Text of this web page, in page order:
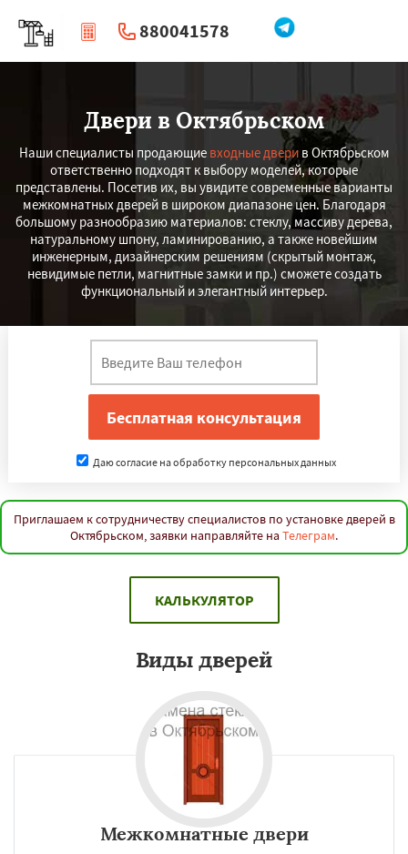
880041578
| Перезвоните мне
Двери в Октябрьском
Наши специалисты продающие входные дверив Октябрьском
ответственно подходят к выбору моделей, которые
представлены. Посетив их, вы увидите современные варианты
межкомнатных дверей в широком диапазоне цен. Благодаря
большому разнообразию материалов: стеклу, массиву дерева,
натуральному шпону, ламинированию, а также новейшим
инженерным, дизайнерским решениям (скрытый монтаж,
невидимые петли, магнитные замки и пр.) сможете создать
функциональный и элегантный интерьер.
Даю согласие на обработку персональных данных
Приглашаем к сотрудничеству специалистов по установке дверей в
Октябрьском, заявки направляйте на Телеграм.
КАЛЬКУЛЯТОР
Виды дверей
Межкомнатные двери